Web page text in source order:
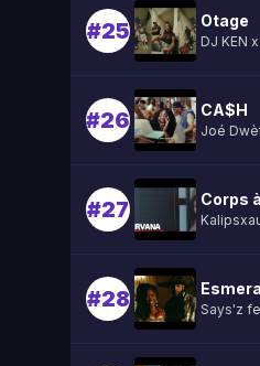
#25 Otage
DJ KEN
#26 CA$H
Joé
#27 Corps
#28 Says'z